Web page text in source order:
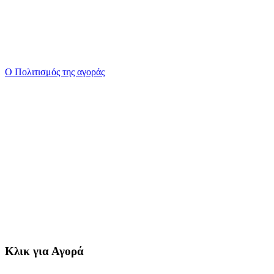
Ο Πολιτισμός της αγοράς
Κλικ για Αγορά